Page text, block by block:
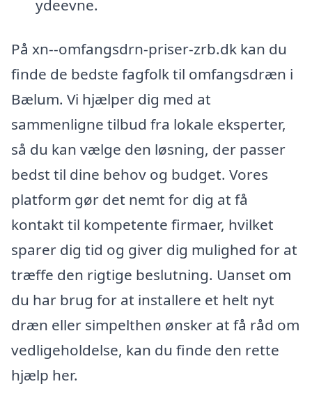
ydeevne.
På xn--omfangsdrn-priser-zrb.dk kan du
finde de bedste fagfolk til omfangsdræn i
Bælum. Vi hjælper dig med at
sammenligne tilbud fra lokale eksperter,
så du kan vælge den løsning, der passer
bedst til dine behov og budget. Vores
platform gør det nemt for dig at få
kontakt til kompetente firmaer, hvilket
sparer dig tid og giver dig mulighed for at
træffe den rigtige beslutning. Uanset om
du har brug for at installere et helt nyt
dræn eller simpelthen ønsker at få råd om
vedligeholdelse, kan du finde den rette
hjælp her.